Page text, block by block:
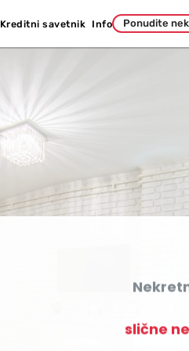
Kreditni savetnik Info Ponudite
slične